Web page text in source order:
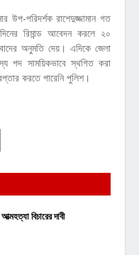
উপ-পরিদর্শক রাশেদুজ্জামান গত
রিমান্ড আবেদন করলে ২০
অনুমতি দেয়। এদিকে জেলা
পদ সাময়িকভাবে স্থগিত করা
করতে পারেনি পুলিশ।
বিচারের দাবী